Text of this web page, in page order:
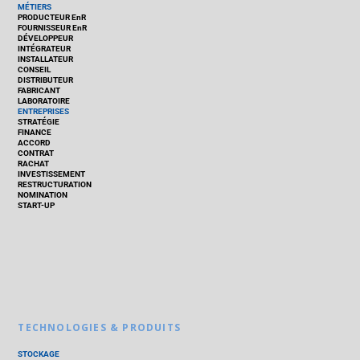
MÉTIERS
PRODUCTEUR EnR
FOURNISSEUR EnR
DÉVELOPPEUR
INTÉGRATEUR
INSTALLATEUR
CONSEIL
DISTRIBUTEUR
FABRICANT
LABORATOIRE
ENTREPRISES
STRATÉGIE
FINANCE
ACCORD
CONTRAT
RACHAT
INVESTISSEMENT
RESTRUCTURATION
NOMINATION
START-UP
TECHNOLOGIES & PRODUITS
STOCKAGE